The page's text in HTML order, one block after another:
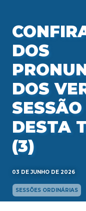
DOS
DOS
DESTA
(3)
03 DE JUNHO DE 2026
SESSÕES ORDINÁRIAS